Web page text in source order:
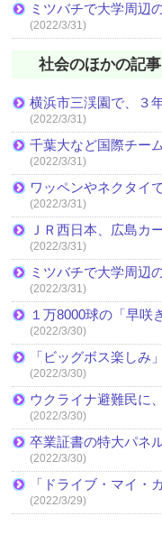
ミツバチで大学周辺
(2022/3/31)
社会のほかの記事
横浜市三渓園で、３
(2022/3/31)
千葉大など国際チー
(2022/3/31)
ワッペンやネクタイ
(2022/3/31)
ＪＲ西日本、広島カ
(2022/3/31)
ミツバチで大学周辺
(2022/3/31)
１万8000球の「早咲
(2022/3/30)
「ビッグボス楽しみ
(2022/3/30)
ウクライナ避難民に
(2022/3/30)
卒業証書の特大パネ
(2022/3/30)
「ドライブ・マイ・
(2022/3/29)